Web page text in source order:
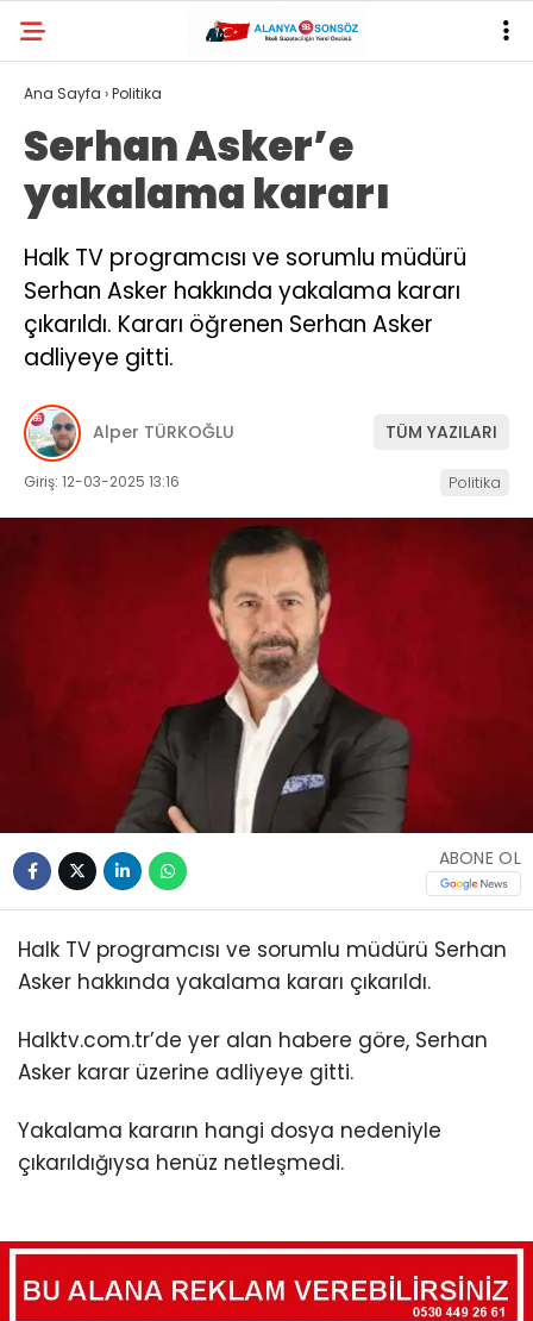
Ana Sayfa ›Politika
Serhan Asker’e
yakalama kararı
Halk TV programcısı ve sorumlu müdürü
Serhan Asker hakkında yakalama kararı
çıkarıldı. Kararı öğrenen Serhan Asker
adliyeye gitti.
Alper TÜRKOĞLU TÜM YAZILARI
Giriş: 12-03-2025 13:16 Politika
ABONE OL
Halk TV programcısı ve sorumlu müdürü Serhan
Asker hakkında yakalama kararı çıkarıldı.
Halktv.com.tr’de yer alan habere göre, Serhan
Asker karar üzerine adliyeye gitti.
Yakalama kararın hangi dosya nedeniyle
çıkarıldığıysa henüz netleşmedi.